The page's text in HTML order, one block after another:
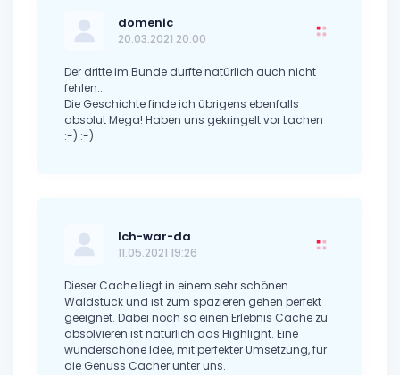
domenic
20.03.2021 20:00
Der dritte im Bunde durfte natürlich auch nicht
fehlen...
Die Geschichte finde ich übrigens ebenfalls
absolut Mega! Haben uns gekringelt vor Lachen
:-) :-)
Ich-war-da
11.05.2021 19:26
Dieser Cache liegt in einem sehr schönen
Waldstück und ist zum spazieren gehen perfekt
geeignet. Dabei noch so einen Erlebnis Cache zu
absolvieren ist natürlich das Highlight. Eine
wunderschöne Idee, mit perfekter Umsetzung, für
die Genuss Cacher unter uns.